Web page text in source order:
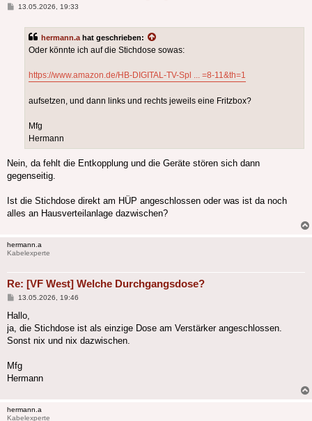
Beitrag
13.05.2026, 19:33
hermann.a hat geschrieben:
Oder könnte ich auf die Stichdose sowas:
https://www.amazon.de/HB-DIGITAL-TV-Spl ... =8-11&th=1
aufsetzen, und dann links und rechts jeweils eine Fritzbox?
Mfg
Hermann
Nein, da fehlt die Entkopplung und die Geräte stören sich dann
gegenseitig.
Ist die Stichdose direkt am HÜP angeschlossen oder was ist da noch
alles an Hausverteilanlage dazwischen?
hermann.a
Kabelexperte
Re: [VF West] Welche Durchgangsdose?
Beitrag
13.05.2026, 19:46
Hallo,
ja, die Stichdose ist als einzige Dose am Verstärker angeschlossen.
Sonst nix und nix dazwischen.
Mfg
Hermann
hermann.a
Kabelexperte